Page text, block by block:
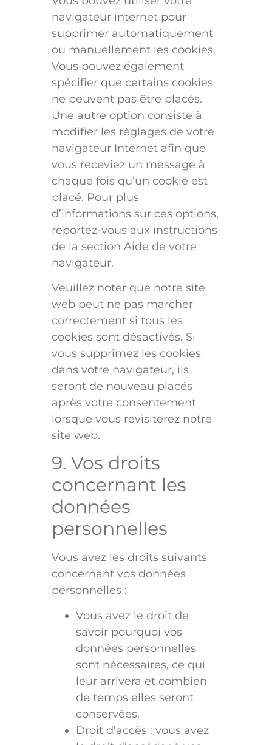
navigateur internet pour
supprimer automatiquement
ou manuellement les cookies.
Vous pouvez également
spécifier que certains cookies
ne peuvent pas être placés.
Une autre option consiste à
modifier les réglages de votre
navigateur Internet afin que
vous receviez un message à
chaque fois qu’un cookie est
placé. Pour plus
d’informations sur ces options,
reportez-vous aux instructions
de la section Aide de votre
navigateur.
Veuillez noter que notre site
web peut ne pas marcher
correctement si tous les
cookies sont désactivés. Si
vous supprimez les cookies
dans votre navigateur, ils
seront de nouveau placés
après votre consentement
lorsque vous revisiterez notre
site web.
9. Vos droits
concernant les
données
personnelles
Vous avez les droits suivants
concernant vos données
personnelles :
Vous avez le droit de
savoir pourquoi vos
données personnelles
sont nécessaires, ce qui
leur arrivera et combien
de temps elles seront
conservées.
Droit d’accès : vous avez